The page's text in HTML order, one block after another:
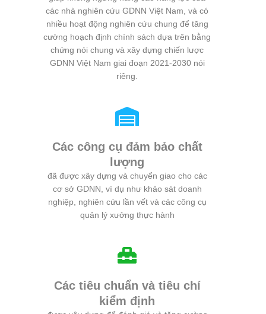
các nhà nghiên cứu GDNN Việt Nam, và có
nhiều hoạt động nghiên cứu chung để tăng
cường hoạch định chính sách dựa trên bằng
chứng nói chung và xây dựng chiến lược
GDNN Việt Nam giai đoạn 2021-2030 nói
riêng.
Các công cụ đảm bảo chất
lượng
đã được xây dựng và chuyển giao cho các
cơ sở GDNN, ví dụ như khảo sát doanh
nghiệp, nghiên cứu lần vết và các công cụ
quản lý xưởng thực hành
Các tiêu chuẩn và tiêu chí
kiểm định